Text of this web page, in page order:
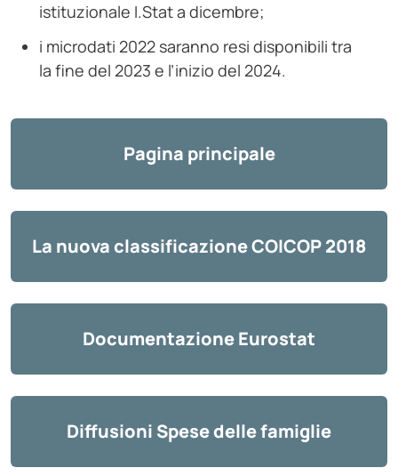
istituzionale I.Stat a dicembre;
i microdati 2022 saranno resi disponibili tra
la fine del 2023 e l’inizio del 2024.
Pagina principale
La nuova classificazione COICOP 2018
Documentazione Eurostat
Diffusioni Spese delle famiglie